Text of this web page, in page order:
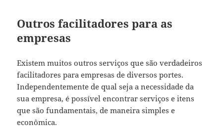
Outros facilitadores para as
empresas
Existem muitos outros serviços que são verdadeiros
facilitadores para empresas de diversos portes.
Independentemente de qual seja a necessidade da
sua empresa, é possível encontrar serviços e itens
que são fundamentais, de maneira simples e
econômica.